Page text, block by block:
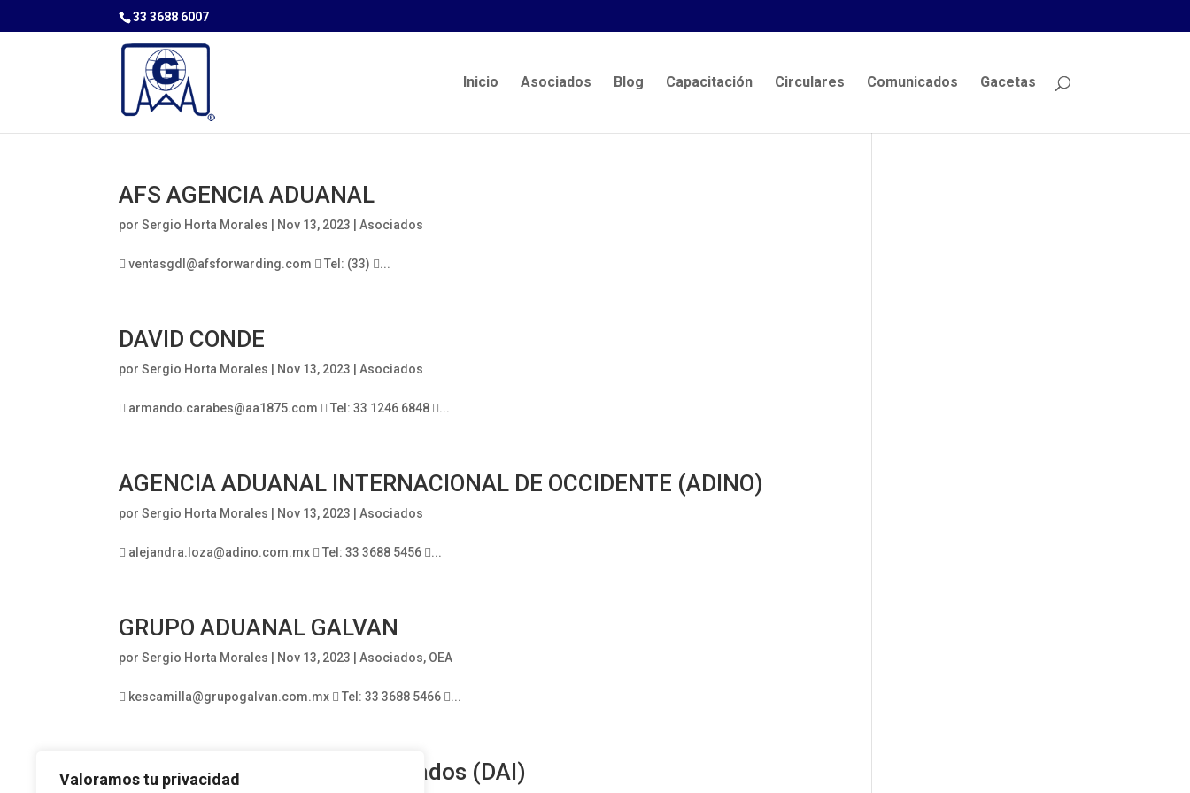
Valoramos tu privacidad
33 3688 6007
Inicio Asociados Blog Capacitación Circulares Comunicados Gacetas
AFS AGENCIA ADUANAL
porSergio Horta Morales Nov 13, 2023 |Asociados
 ventasgdl@afsforwarding.com  Tel: (33) ...
DAVID CONDE
porSergio Horta Morales Nov 13, 2023 |Asociados
 armando.carabes@aa1875.com  Tel: 33 1246 6848 ...
AGENCIA ADUANAL INTERNACIONAL DE OCCIDENTE (ADINO)
porSergio Horta Morales Nov 13, 2023 |Asociados
 alejandra.loza@adino.com.mx  Tel: 33 3688 5456 ...
GRUPO ADUANAL GALVAN
porSergio Horta Morales Nov 13, 2023 |Asociados, OEA
 kescamilla@grupogalvan.com.mx  Tel: 33 3688 5466 ...
Despachos Aduanales Integrados (DAI)